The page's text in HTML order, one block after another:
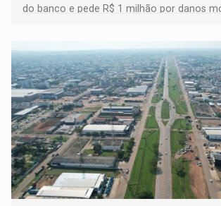
do banco e pede R$ 1 milhão por danos